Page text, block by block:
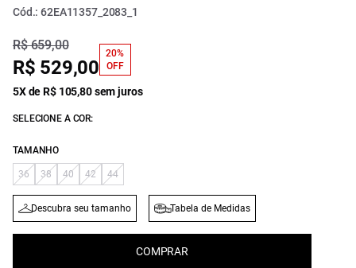
Cód.: 62EA11357_2083_1
R$ 659,00
R$ 529,00
20%
OFF
5X de R$ 105,80 sem juros
SELECIONE A COR:
TAMANHO
36 38 40 42 44
Descubra seu tamanho Tabela de Medidas
COMPRAR